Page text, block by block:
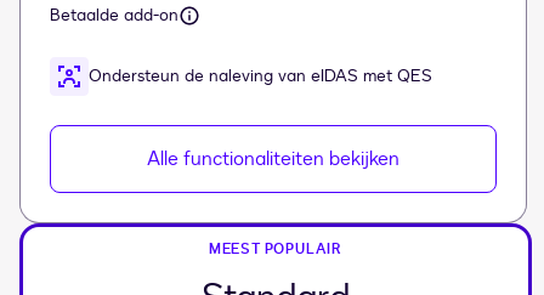
Betaalde add-on
Ondersteun de naleving van eIDAS met QES
Alle functionaliteiten bekijken
MEEST POPULAIR